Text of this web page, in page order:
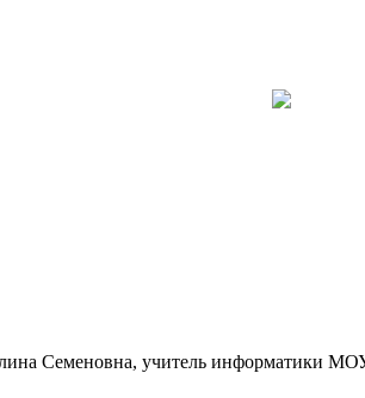
Семеновна, учитель информатики